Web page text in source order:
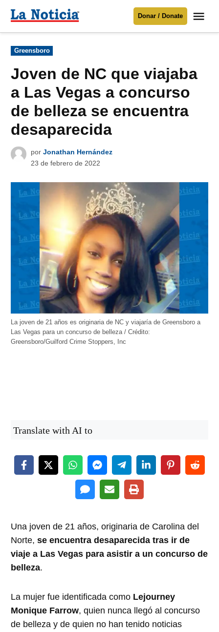
Para mantenerte informado necesitamos
Donar
contenido
Noticia
Donar / Donate
Publicado
en
Greensboro
Joven de NC que viajaba
a Las Vegas a concurso
de belleza se encuentra
desaparecida
por Jonathan Hernández
23 de febrero de 2022
La joven de 21 años es originaria de NC y viajaría de Greensboro a
Las Vegas para un concurso de belleza / Crédito:
Greensboro/Guilford Crime Stoppers, Inc
Translate with AI to
Una joven de 21 años, originaria de Carolina del
Norte,se encuentra desaparecida tras ir de
viaje a Las Vegas para asistir a un concurso de
belleza.
La mujer fue identificada como Lejourney
Monique Farrow, quien nunca llegó al concurso
de belleza y de quien no han tenido noticias